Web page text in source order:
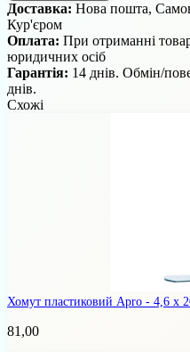
Доставка: Нова пошта,
Кур'єром
Оплата: При отриманні
юридичних осіб
Гарантія: 14 днів. Обмін/
днів.
Схожі
Хомут пластиковий Apro - 4,6 х
81,00